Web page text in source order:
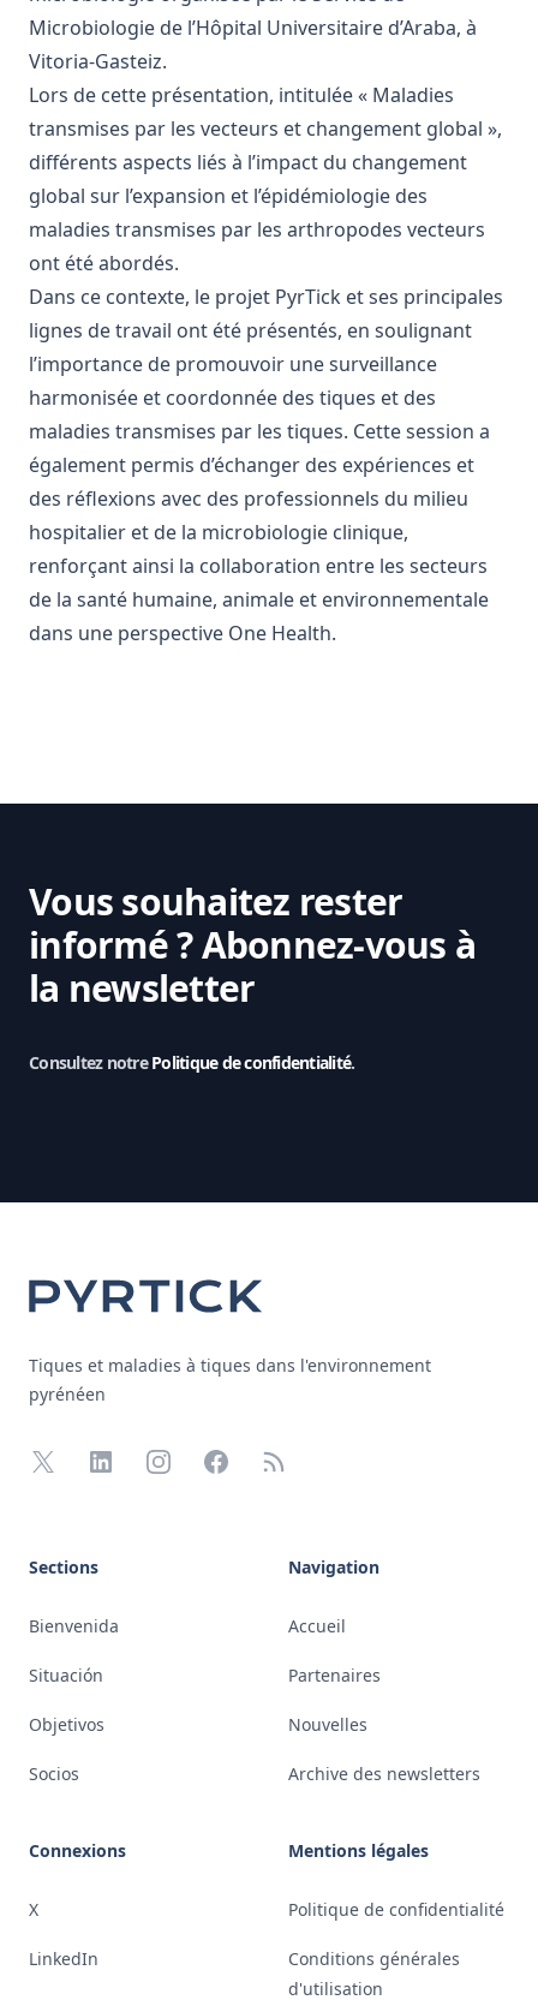
Microbiologie de l’Hôpital Universitaire d’Araba, à
Vitoria-Gasteiz.
Lors de cette présentation, intitulée « Maladies
transmises par les vecteurs et changement global »,
différents aspects liés à l’impact du changement
global sur l’expansion et l’épidémiologie des
maladies transmises par les arthropodes vecteurs
ont été abordés.
Dans ce contexte, le projet PyrTick et ses principales
lignes de travail ont été présentés, en soulignant
l’importance de promouvoir une surveillance
harmonisée et coordonnée des tiques et des
maladies transmises par les tiques. Cette session a
également permis d’échanger des expériences et
des réflexions avec des professionnels du milieu
hospitalier et de la microbiologie clinique,
renforçant ainsi la collaboration entre les secteurs
de la santé humaine, animale et environnementale
dans une perspective One Health.
Vous souhaitez rester
informé ?Abonnez-vous à
la newsletter
Consultez notrePolitique de confidentialité.
Tiques et maladies à tiques dans l'environnement
pyrénéen
X LinkedInInstagramFacebook
RSS
Sections
Bienvenida
Situación
Objetivos
Socios
Connexions
X
LinkedIn
Navigation
Accueil
Partenaires
Nouvelles
Archive des newsletters
Mentions légales
Politique de confidentialité
Conditions générales
d'utilisation